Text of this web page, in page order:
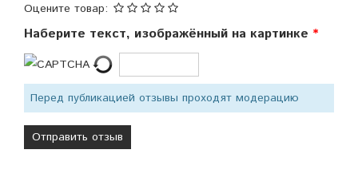
Оцените товар:
Наберите текст, изображённый на картинке
Перед публикацией отзывы проходят модерацию